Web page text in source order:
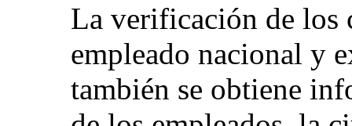
La verificación de los
empleado nacional y
también se obtiene